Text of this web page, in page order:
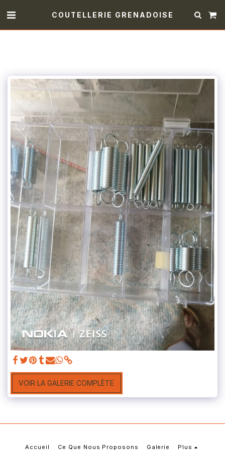
COUTELLERIE GRENADOISE
VOIR LA GALERIE COMPLÈTE
Accueil Ce Que Nous Proposons Galerie Plus